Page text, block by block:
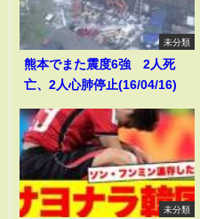
未分類
熊本でまた震度6強 2人死
亡、2人心肺停止(16/04/16)
未分類